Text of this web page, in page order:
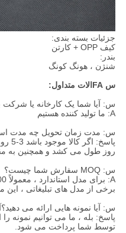
جزئیات بسته بندی:
کیف OPP + کارتن
بندر:
شنژن ، هونگ کونگ
س FAالات متداول:
س: آیا شما یک کارخانه یا شرکت
A: ما تولید کننده هستیم
س: مدت زمان تحویل چه مدت
روز طول می کشد و همچنین به
س: MOQ سفارش شما چیست؟
برخی از مدل های تبلیغاتی ، این
س: آیا نمونه هایی ارائه می
پاسخ: بله ، ما می توانیم نمونه
توسط شما پرداخت می شود.